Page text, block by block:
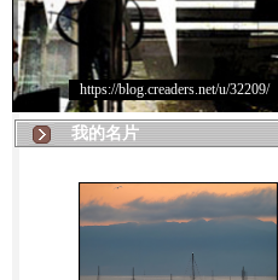
https://blog.creaders.net/u/32209/>
我的名片